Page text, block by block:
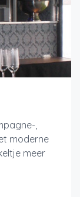
,
moderne
meer